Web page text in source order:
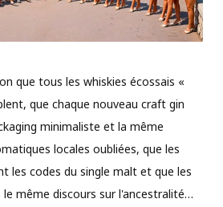
que tous les whiskies écossais «
que chaque nouveau craft gin
minimaliste et la même
locales oubliées, que les
les codes du single malt et que les
même discours sur l'ancestralité…